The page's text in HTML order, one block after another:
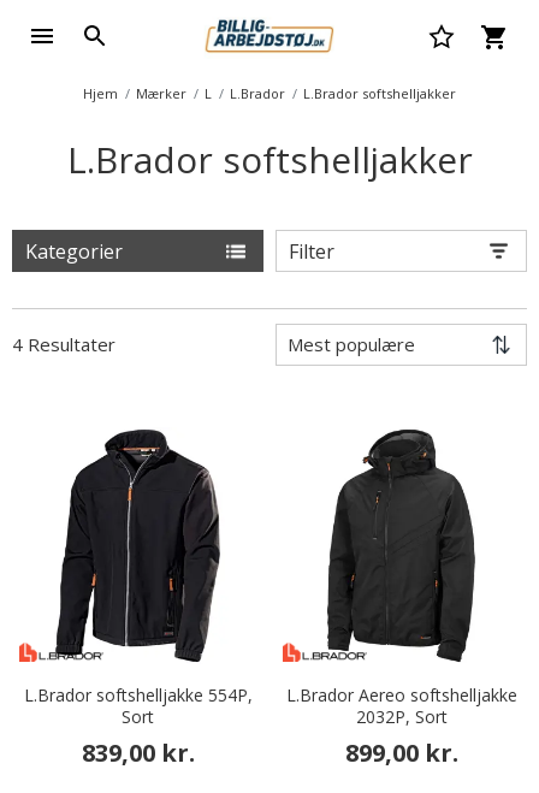
Hjem Mærker L L.Brador L.Brador softshelljakker
L.Brador softshelljakker
Kategorier Filter
4 Resultater
L.Brador softshelljakke 554P,
Sort
839,00 kr.
L.Brador Aereo softshelljakke
2032P, Sort
899,00 kr.